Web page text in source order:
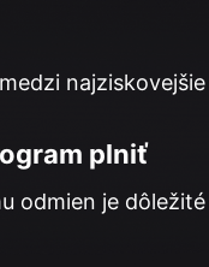
plniť
odmien je